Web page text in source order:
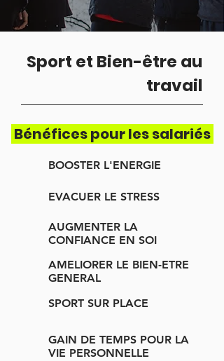
Sport et Bien-être au
travail
Bénéfices pour les salariés
BOOSTER L'ENERGIE
EVACUER LE STRESS
AUGMENTER LA
CONFIANCE EN SOI
AMELIORER LE BIEN-ETRE
GENERAL
SPORT SUR PLACE
GAIN DE TEMPS POUR LA
VIE PERSONNELLE